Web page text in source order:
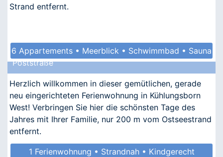
Strand entfernt.
6 Appartements • Meerblick • Schwimmbad • Sauna
Poststraße
Herzlich willkommen in dieser gemütlichen, gerade
neu eingerichteten Ferienwohnung in Kühlungsborn
West! Verbringen Sie hier die schönsten Tage des
Jahres mit Ihrer Familie, nur 200 m vom Ostseestrand
entfernt.
1 Ferienwohnung • Strandnah • Kindgerecht